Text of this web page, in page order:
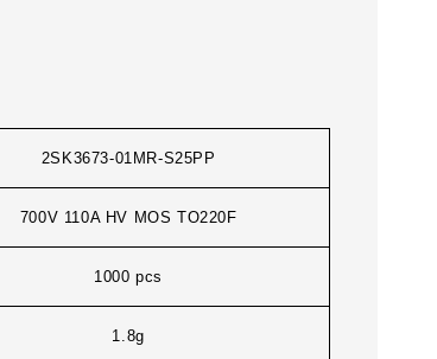
2SK3673-01MR-S25PP
700V 110A HV MOS TO220F
1000 pcs
1.8g